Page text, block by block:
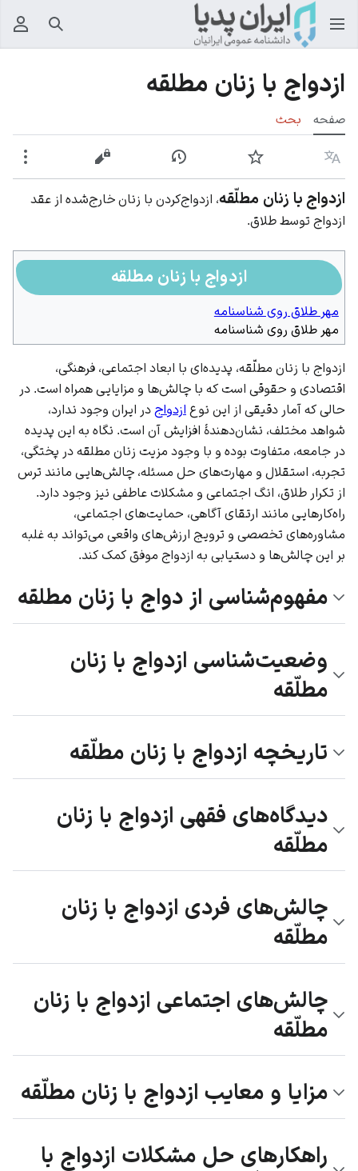
جستجو
ازدواج با زنان مطلقه
صفحه بحث
زبان پیگیری نمایش تاریخچهنمایش مبدأ
ازدواج با زنان مطلّقه، ازدواج‌کردن با زنان خارج‌شده از عقد
ازدواج توسط طلاق.
ازدواج با زنان مطلقه
مهر طلاق روی شناسنامه
مهر طلاق روی شناسنامه
ازدواج با زنان مطلّقه، پدیده‌ای با ابعاد اجتماعی، فرهنگی،
اقتصادی و حقوقی است که با چالش‌ها و مزایایی همراه است. در
حالی که آمار دقیقی از این نوع ازدواج در ایران وجود ندارد،
شواهد مختلف، نشان‌دهندۀ افزایش آن است. نگاه به این پدیده
در جامعه، متفاوت بوده و با وجود مزیت زنان مطلقه در پختگی،
تجربه، استقلال و مهارت‌های حل مسئله، چالش‌هایی مانند ترس
از تکرار طلاق، انگ اجتماعی و مشکلات عاطفی نیز وجود دارد.
راه‌کارهایی مانند ارتقای آگاهی، حمایت‌های اجتماعی،
مشاوره‌های تخصصی و ترویج ارزش‌های واقعی می‌تواند به غلبه
بر این چالش‌ها و دستیابی به ازدواج موفق کمک کند.
مفهوم‌شناسی از دواج با زنان مطلقه
وضعیت‌شناسی ازدواج با زنان
مطلّقه
تاریخچه ازدواج با زنان مطلّقه
دیدگاه‌های فقهی ازدواج با زنان
مطلّقه
چالش‌های فردی ازدواج با زنان
مطلّقه
چالش‌های اجتماعی ازدواج با زنان
مطلّقه
مزایا و معایب ازدواج با زنان مطلّقه
راهکارهای حل مشکلات ازدواج با